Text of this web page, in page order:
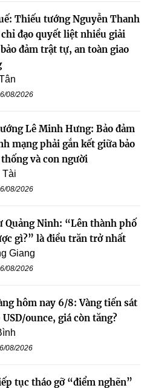
Thiếu tướng Nguyễn Thanh
đạo quyết liệt nhiều giải
đảm trật tự, an toàn giao
08/2026
Lê Minh Hưng: Bảo đảm
mạng phải gắn kết giữa bảo
thống và con người
Tài
08/2026
Quảng Ninh: “Lên thành phố
gì?” là điều trăn trở nhất
Giang
08/2026
hôm nay 6/8: Vàng tiến sát
USD/ounce, giá còn tăng?
08/2026
tục tháo gỡ “điểm nghẽn”